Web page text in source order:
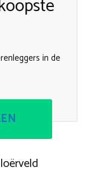
in de